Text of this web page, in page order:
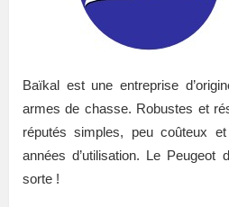
Baïkal est une entreprise
armes de chasse. Robustes et
réputés simples, peu coûteux
années d’utilisation. Le Peugeot
sorte !